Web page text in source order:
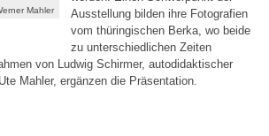
Mahler
Ausstellung bilden ihre Fotografien
vom thüringischen Berka, wo beide
zu unterschiedlichen Zeiten
von Ludwig Schirmer, autodidaktischer
Mahler, ergänzen die Präsentation.